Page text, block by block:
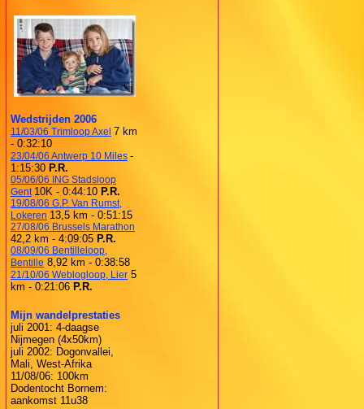
Wedstrijden 2006
11/03/06 Trimloop Axel 7 km
- 0:32:10
23/04/06 Antwerp 10 Miles -
1:15:30 P.R.
05/06/06 ING Stadsloop
Gent 10K - 0:44:10 P.R.
19/08/06 G.P. Van Rumst,
Lokeren 13,5 km - 0:51:15
27/08/06 Brussels Marathon
42,2 km - 4:09:05 P.R.
08/09/06 Bentilleloop,
Bentille 8,92 km - 0:38:58
21/10/06 Weblogloop, Lier 5
km - 0:21:06 P.R.
Mijn wandelprestaties
juli 2001: 4-daagse
Nijmegen (4x50km)
juli 2002: Dogonvallei,
Mali, West-Afrika
11/08/06: 100km
Dodentocht Bornem:
aankomst 11u38